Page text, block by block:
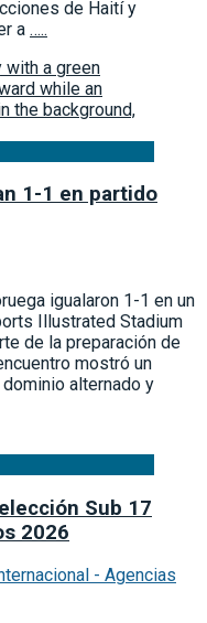
de Haití y
a …..
1-1 en partido
igualaron 1-1 en un
Illustrated Stadium
de la preparación de
mostró un
alternado y
Sub 17
2026
- Agencias